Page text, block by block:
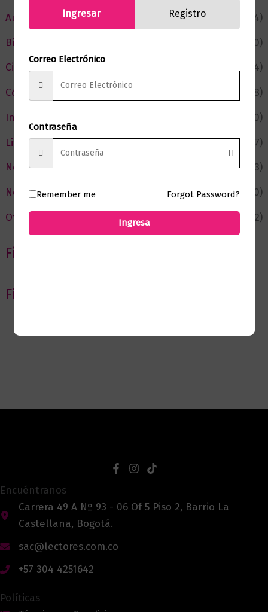
Autor del Mes
(4)
Bienestar
(230)
Ciencia y Conocimiento
(74)
Cómic y Fantasía
(88)
Infantil y Juvenil
(210)
Literatura
(367)
Negocios
(43)
Novedades
(110)
Ofertas
(12)
Filtrar por Autor
Filtrar por editorial
Encuéntranos
Carrera 49 A Nº 93 - 06 Of 5 Piso 2, Barrio La
Castellana, Bogotá.
sac@lectores.com.co
+57 304 4251642
Políticas
Ingresar Registro
Correo Electrónico
Contraseña
Remember me Forgot Password?
Ingresa